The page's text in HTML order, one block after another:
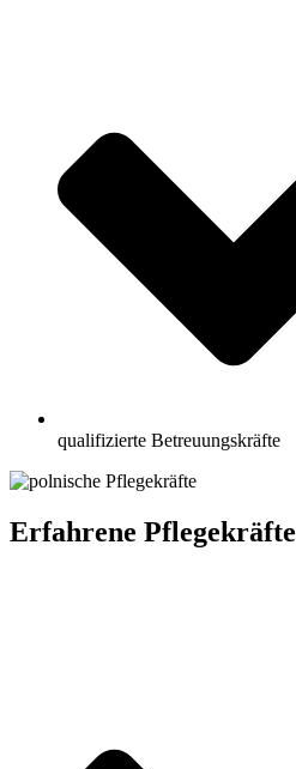
qualifizierte Betreuungskräfte
Erfahrene Pflegekräfte